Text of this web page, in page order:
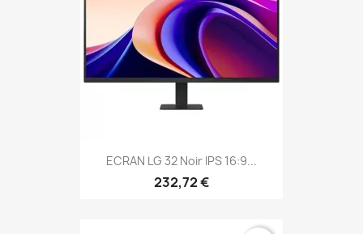
ECRAN LG 32 Noir IPS 16:9...
232,72 €